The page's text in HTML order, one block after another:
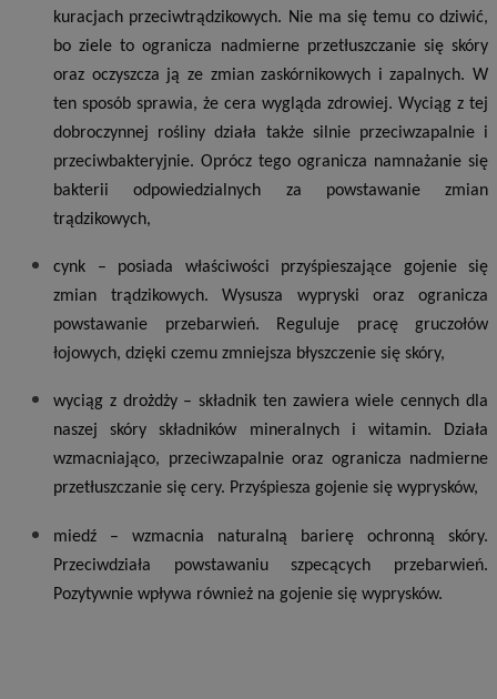
kuracjach przeciwtrądzikowych. Nie ma się temu co dziwić,
bo ziele to ogranicza nadmierne przetłuszczanie się skóry
oraz oczyszcza ją ze zmian zaskórnikowych i zapalnych. W
ten sposób sprawia, że cera wygląda zdrowiej. Wyciąg z tej
dobroczynnej rośliny działa także silnie przeciwzapalnie i
przeciwbakteryjnie. Oprócz tego ogranicza namnażanie się
bakterii odpowiedzialnych za powstawanie zmian
trądzikowych,
cynk – posiada właściwości przyśpieszające gojenie się
zmian trądzikowych. Wysusza wypryski oraz ogranicza
powstawanie przebarwień. Reguluje pracę gruczołów
łojowych, dzięki czemu zmniejsza błyszczenie się skóry,
wyciąg z drożdży – składnik ten zawiera wiele cennych dla
naszej skóry składników mineralnych i witamin. Działa
wzmacniająco, przeciwzapalnie oraz ogranicza nadmierne
przetłuszczanie się cery. Przyśpiesza gojenie się wyprysków,
miedź – wzmacnia naturalną barierę ochronną skóry.
Przeciwdziała powstawaniu szpecących przebarwień.
Pozytywnie wpływa również na gojenie się wyprysków.